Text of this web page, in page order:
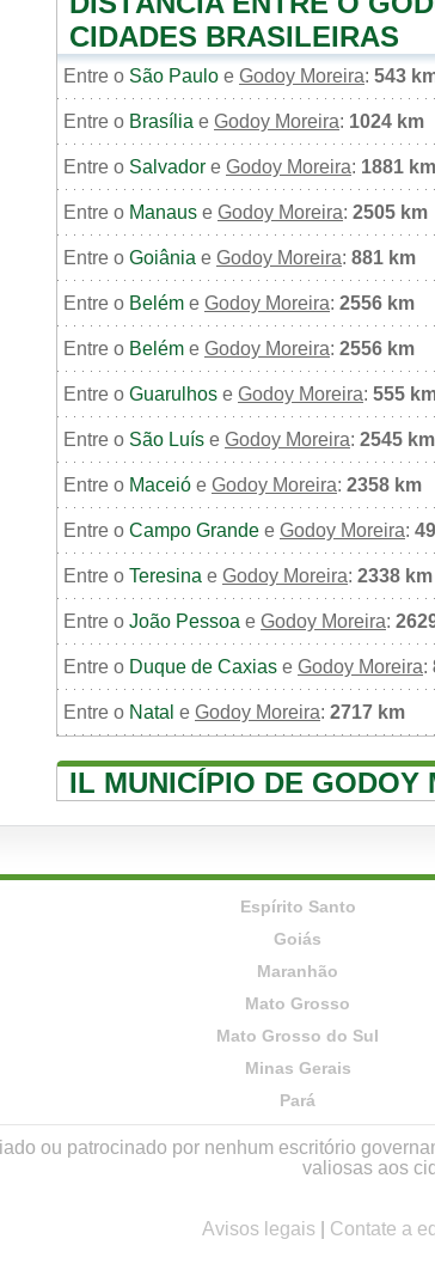
CIDADES BRASILEIRAS
Entre o São Paulo e Godoy Moreira: 543
Entre o Brasília e Godoy Moreira: 1024 km
Entre o Salvador e Godoy Moreira: 1881 km
Entre o Manaus e Godoy Moreira: 2505 km
Entre o Goiânia e Godoy Moreira: 881 km
Entre o Belém e Godoy Moreira: 2556 km
Entre o Belém e Godoy Moreira: 2556 km
Entre o Guarulhos e Godoy Moreira: 555
Entre o São Luís e Godoy Moreira: 2545 km
Entre o Maceió e Godoy Moreira: 2358 km
Entre o Campo Grande e Godoy Moreira:
Entre o Teresina e Godoy Moreira: 2338 km
Entre o João Pessoa e Godoy Moreira:
Entre o Duque de Caxias e Godoy Moreira:
Entre o Natal e Godoy Moreira: 2717 km
IL MUNICÍPIO DE GODOY
Espírito Santo
Goiás
Maranhão
Mato Grosso
Mato Grosso do Sul
Minas Gerais
Pará
ou patrocinado por nenhum escritório
valiosas aos
Avisos legais Contate a